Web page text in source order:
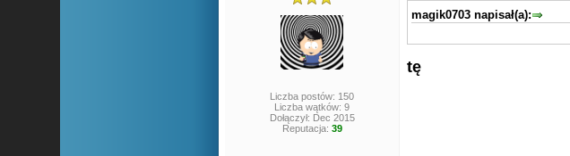
Liczba postów: 150
Liczba wątków: 9
Dołączył: Dec 2015
Reputacja: 39
magik0703 napisał(a):
tę